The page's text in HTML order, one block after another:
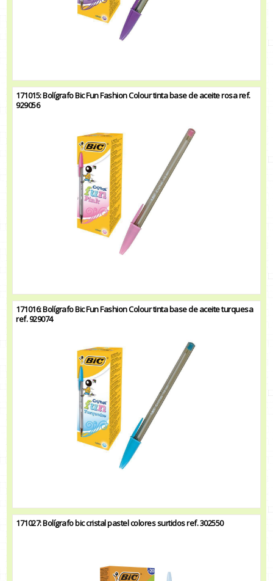
171015: Bolígrafo Bic Fun Fashion Colour tinta base de aceite rosa ref.
929056
171016: Bolígrafo Bic Fun Fashion Colour tinta base de aceite turquesa
ref. 929074
171027: Bolígrafo bic cristal pastel colores surtidos ref. 302550